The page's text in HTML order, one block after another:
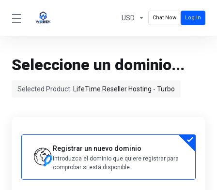
USD Chat Now Log In
Seleccione un dominio...
Selected Product: LifeTime Reseller Hosting - Turbo
Registrar un nuevo dominio
Introduzca el dominio que quiere registrar para
comprobar si está disponible.